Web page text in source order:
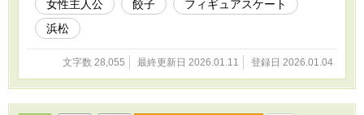
ない愛。 飛べなくなった人間は、それでも“勝負
女性主人公
餃子
フィギュアスケート
浜松
文字数 28,055 最終更新日 2026.01.11 登録日 2026.01.04